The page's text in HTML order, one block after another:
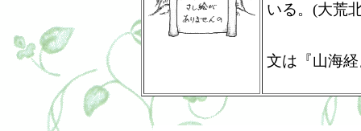
いる。(大荒
文は『山海